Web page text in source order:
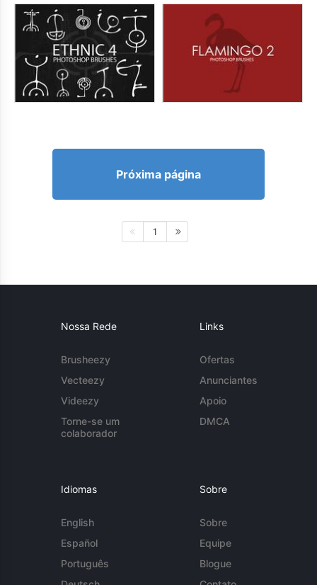
Próxima página
1
Nossa Rede
Brusheezy
Vecteezy
Videezy
Torne-se um
colaborador
Links
Ofertas
Anunciantes
Apoio
DMCA
Idiomas
English
Español
Português
Sobre
Sobre
Equipe
Blogue